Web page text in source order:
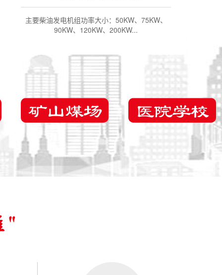
公司专业柴油发电机租赁，规格齐全，优质服务
有十几年租赁经验，目前有大、中、小进口...